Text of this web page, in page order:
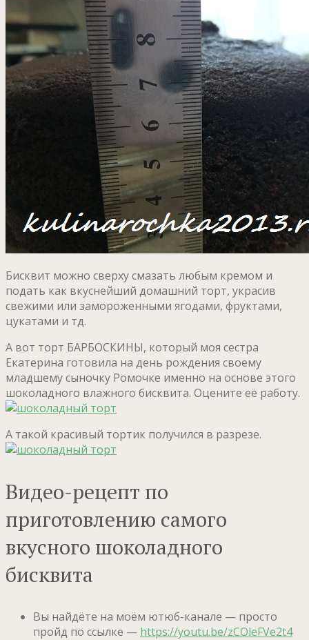
Бисквит можно сверху смазать любым кремом и
подать как вкуснейший домашний торт, украсив
свежими или замороженными ягодами, фруктами,
цукатами и тд.
А вот торт БАРБОСКИНЫ, который моя сестра
Екатерина готовила на день рождения своему
младшему сыночку Ромочке именно на основе этого
шоколадного влажного бисквита. Оцените её работу.
А такой красивый тортик получился в разрезе.
Видео-рецепт по
приготовлению самого
вкусного шоколадного
бисквита
Вы найдёте на моём ютюб-канале — просто
пройд по ссылке — https://youtu.be/zCOleFVe2t4